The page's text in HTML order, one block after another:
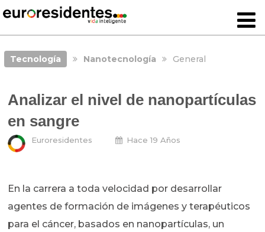
Tecnología Nanotecnología General
Analizar el nivel de nanopartículas
en sangre
Euroresidentes Hace 19 Años
En la carrera a toda velocidad por desarrollar
agentes de formación de imágenes y terapéuticos
para el cáncer, basados en nanopartículas, un